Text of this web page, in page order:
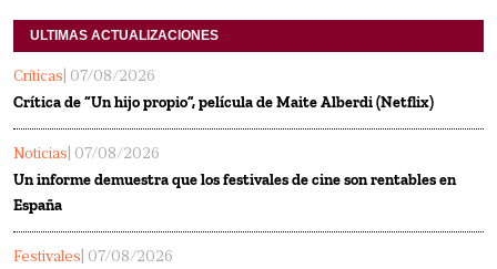
ULTIMAS ACTUALIZACIONES
Críticas | 07/08/2026
Crítica de “Un hijo propio”, película de Maite Alberdi (Netflix)
Noticias | 07/08/2026
Un informe demuestra que los festivales de cine son rentables en
España
Festivales | 07/08/2026